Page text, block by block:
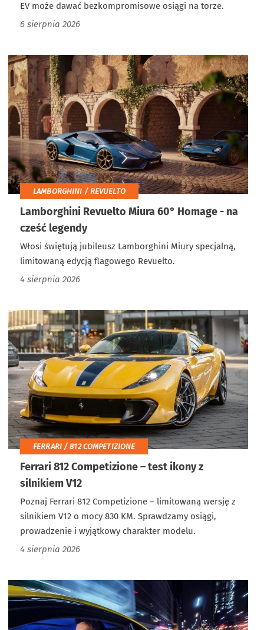
EV może dawać bezkompromisowe osiągi na torze.
6 sierpnia 2026
LAMBORGHINI / REVUELTO
Lamborghini Revuelto Miura 60° Homage - na
cześć legendy
Włosi świętują jubileusz Lamborghini Miury specjalną,
limitowaną edycją flagowego Revuelto.
4 sierpnia 2026
FERRARI / 812 COMPETIZIONE
Ferrari 812 Competizione – test ikony z
silnikiem V12
Poznaj Ferrari 812 Competizione – limitowaną wersję z
silnikiem V12 o mocy 830 KM. Sprawdzamy osiągi,
prowadzenie i wyjątkowy charakter modelu.
4 sierpnia 2026